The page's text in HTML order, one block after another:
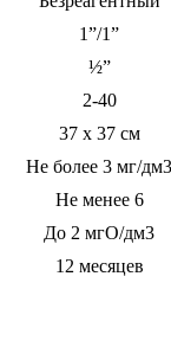
1”/1”
½”
2-40
37 х 37 см
Не более 3 мг/дм3
Не менее 6
До 2 мгО/дм3
12 месяцев